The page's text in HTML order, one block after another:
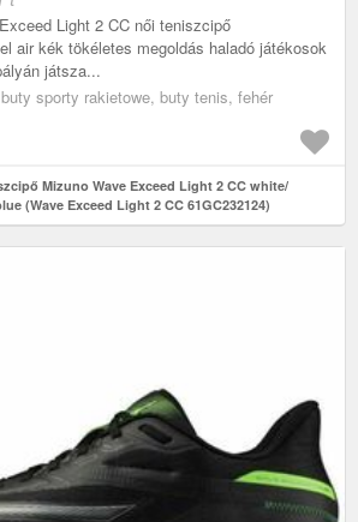
Light 2 CC női teniszcipő
air kék tökéletes megoldás haladó játékosok
játsza...
sporty rakietowe, buty tenis, fehér
Mizuno Wave Exceed Light 2 CC white/
(Wave Exceed Light 2 CC 61GC232124)